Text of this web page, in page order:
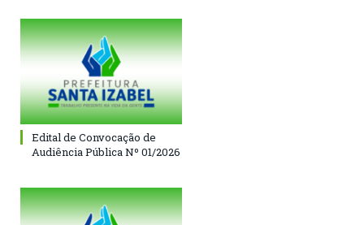
Edital de Convocação de
Audiência Pública Nº 01/2026